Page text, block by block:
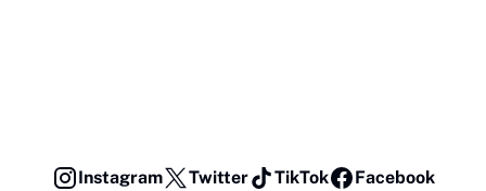
Instagram Twitter TikTok
Facebook